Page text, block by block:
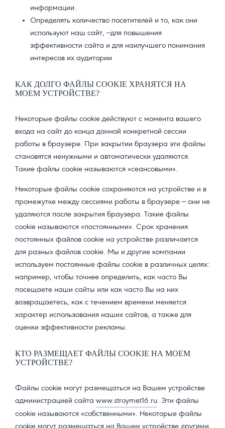
информации.
Определять количество посетителей и то, как они
используют наш сайт, —для повышения
эффективности сайта и для наилучшего понимания
интересов их аудитории
КАК ДОЛГО ФАЙЛЫ COOKIE ХРАНЯТСЯ НА
МОЕМ УСТРОЙСТВЕ?
Некоторые файлы cookie действуют с момента вашего
входа на сайт до конца данной конкретной сессии
работы в браузере. При закрытии браузера эти файлы
становятся ненужными и автоматически удаляются.
Такие файлы cookie называются «сеансовыми».
Некоторые файлы cookie сохраняются на устройстве и в
промежутке между сессиями работы в браузере — они не
удаляются после закрытия браузера. Такие файлы
cookie называются «постоянными». Срок хранения
постоянных файлов cookie на устройстве различается
для разных файлов cookie. Мы и другие компании
используем постоянные файлы cookie в различных целях:
например, чтобы точнее определить, как часто Вы
посещаете наши сайты или как часто Вы на них
возвращаетесь, как с течением времени меняется
характер использования наших сайтов, а также для
оценки эффективности рекламы.
КТО РАЗМЕЩАЕТ ФАЙЛЫ COOKIE НА МОЕМ
УСТРОЙСТВЕ?
Файлы cookie могут размещаться на Вашем устройстве
администрацией сайта www.stroymet16.ru. Эти файлы
cookie называются «собственными». Некоторые файлы